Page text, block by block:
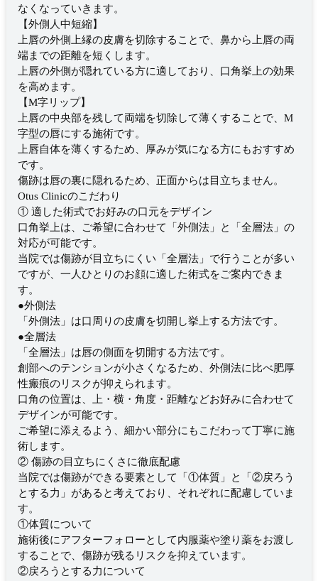
なくなっていきます。
【外側人中短縮】
上唇の外側上縁の皮膚を切除することで、鼻から上唇の両
端までの距離を短くします。
上唇の外側が隠れている方に適しており、口角挙上の効果
を高めます。
【M字リップ】
上唇の中央部を残して両端を切除して薄くすることで、M
字型の唇にする施術です。
上唇自体を薄くするため、厚みが気になる方にもおすすめ
です。
傷跡は唇の裏に隠れるため、正面からは目立ちません。
Otus Clinicのこだわり
① 適した術式でお好みの口元をデザイン
口角挙上は、ご希望に合わせて「外側法」と「全層法」の
対応が可能です。
当院では傷跡が目立ちにくい「全層法」で行うことが多い
ですが、一人ひとりのお顔に適した術式をご案内できま
す。
●外側法
「外側法」は口周りの皮膚を切開し挙上する方法です。
●全層法
「全層法」は唇の側面を切開する方法です。
創部へのテンションが小さくなるため、外側法に比べ肥厚
性瘢痕のリスクが抑えられます。
口角の位置は、上・横・角度・距離などお好みに合わせて
デザインが可能です。
ご希望に添えるよう、細かい部分にもこだわって丁寧に施
術します。
② 傷跡の目立ちにくさに徹底配慮
当院では傷跡ができる要素として「①体質」と「②戻ろう
とする力」があると考えており、それぞれに配慮していま
す。
①体質について
施術後にアフターフォローとして内服薬や塗り薬をお渡し
することで、傷跡が残るリスクを抑えています。
②戻ろうとする力について